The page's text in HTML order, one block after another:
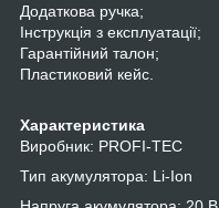
Додаткова ручка;
Інструкція з експлуатації;
Гарантійний талон;
Пластиковий кейс.
Характеристика
Виробник: PROFI-TEC
Тип акумулятора: Li-Ion